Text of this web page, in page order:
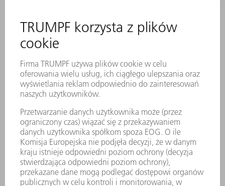
MAKS.
GRUBOŚĆ
ŻUŻLU
MIN. ODSTĘP
LISTEW
PODPOROWYCH
INFORMACJE
OGÓLNE
25 mm